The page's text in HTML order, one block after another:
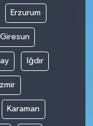
Erzurum
Giresun
Iğdır
İzmir
Karaman